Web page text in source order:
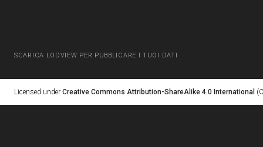
SCARICA LODVIEW PER PUBBLICARE I TUOI DATI
Licensed under Creative Commons Attribution-ShareAlike 4.0 International